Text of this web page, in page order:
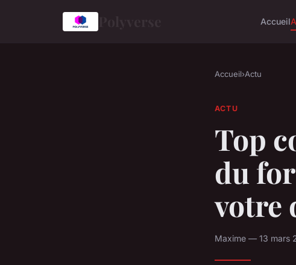
Accueil
Accueil›Actu
ACTU
Top
du
votre
Maxime — 13 mars